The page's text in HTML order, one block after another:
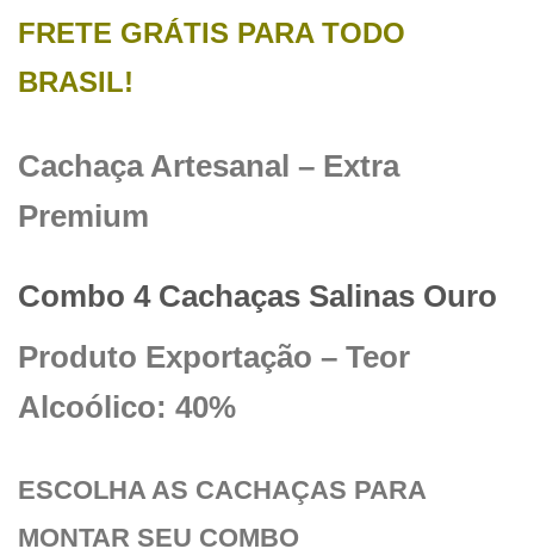
original atual
FRETE GRÁTIS PARA TODO
BRASIL!
Cachaça Artesanal – Extra
Premium
Combo 4 Cachaças Salinas Ouro
Produto Exportação – Teor
Alcoólico: 40%
ESCOLHA AS CACHAÇAS PARA
MONTAR SEU COMBO